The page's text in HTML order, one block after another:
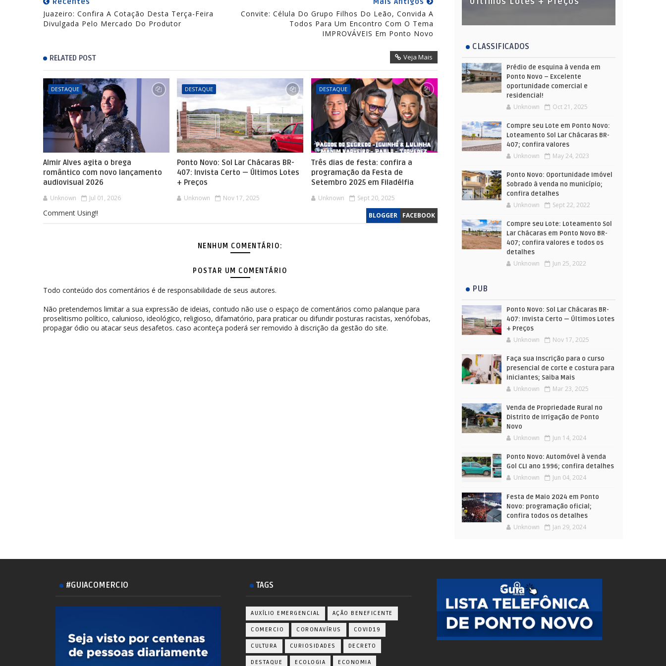
Juazeiro: Confira A Cotação Desta Terça-Feira
Divulgada Pelo Mercado Do Produtor
Convite: Célula Do Grupo Filhos Do Leão, Convida A
Todos Para Um Encontro Com O Tema
IMPROVÁVEIS Em Ponto Novo
RELATED POST Veja Mais
DESTAQUE
Almir Alves agita o brega
romântico com novo lançamento
audiovisual 2026
Unknown Jul 01, 2026
DESTAQUE
Ponto Novo: Sol Lar Chácaras BR-
407: Invista Certo — Últimos Lotes
+ Preços
Unknown Nov 17, 2025
DESTAQUE
Três dias de festa: confira a
programação da Festa de
Setembro 2025 em Filadélfia
Unknown Sept 20, 2025
BLOGGER FACEBOOK
Comment Using!!
NENHUM COMENTÁRIO:
POSTAR UM COMENTÁRIO
Todo conteúdo dos comentários é de responsabilidade de seus autores.
Não pretendemos limitar a sua expressão de ideias, contudo não use o espaço de comentários como palanque para
proselitismo político, calunioso, ideológico, religioso, difamatório, para praticar ou difundir posturas racistas, xenófobas,
propagar ódio ou atacar seus desafetos. caso aconteça poderá ser removido à discrição da gestão do site.
CLASSIFICADOS
Prédio de esquina à venda em
Ponto Novo – Excelente
oportunidade comercial e
residencial!
Unknown Oct 21, 2025
Compre seu Lote em Ponto Novo:
Loteamento Sol Lar Chácaras BR-
407; confira valores
Unknown May 24, 2023
Ponto Novo: Oportunidade Imóvel
Sobrado à venda no município;
confira detalhes
Unknown Sept 22, 2022
Compre seu Lote: Loteamento Sol
Lar Chácaras em Ponto Novo BR-
407; confira valores e todos os
detalhes
Unknown Jun 25, 2022
PUB
Ponto Novo: Sol Lar Chácaras BR-
407: Invista Certo — Últimos Lotes
+ Preços
Unknown Nov 17, 2025
Faça sua Inscrição para o curso
presencial de corte e costura para
iniciantes; Saiba Mais
Unknown Mar 23, 2025
Venda de Propriedade Rural no
Distrito de Irrigação de Ponto
Novo
Unknown Jun 14, 2024
Ponto Novo: Automóvel à venda
Gol CLI ano 1996; confira detalhes
Unknown Jun 04, 2024
Festa de Maio 2024 em Ponto
Novo: programação oficial;
confira todos os detalhes
Unknown Jan 29, 2024
#GUIACOMERCIO TAGS
AUXÍLIO EMERGENCIAL AÇÃO BENEFICENTE
COMERCIO CORONAVÍRUS COVID19
CULTURA CURIOSIDADES DECRETO
DESTAQUE ECOLOGIA ECONOMIA